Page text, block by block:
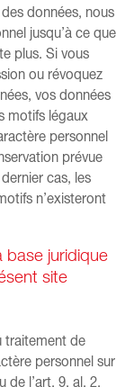
données, nous
jusqu’à ce que
plus. Si vous
ou révoquez
vos données
motifs légaux
personnel
prévue
cas, les
n’existeront
base juridique
site
traitement de
personnel sur
de l’art. 9, al. 2,